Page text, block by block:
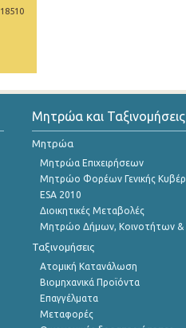
Μητρώα και Ταξινομήσεις
Μητρώα
Μητρώα Επιχειρήσεων
Μητρώο Φορέων Γενικής
ESA 2010
Διοικητικές Μεταβολές
Μητρώο Δήμων, Κοινοτήτων &
Ταξινομήσεις
Ατομική Κατανάλωση
Βιομηχανικά Προϊόντα
Επαγγέλματα
Μεταφορές